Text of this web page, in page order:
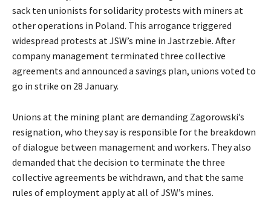
sack ten unionists for solidarity protests with miners at
other operations in Poland. This arrogance triggered
widespread protests at JSW’s mine in Jastrzebie. After
company management terminated three collective
agreements and announced a savings plan, unions voted to
go in strike on 28 January.
Unions at the mining plant are demanding Zagorowski’s
resignation, who they say is responsible for the breakdown
of dialogue between management and workers. They also
demanded that the decision to terminate the three
collective agreements be withdrawn, and that the same
rules of employment apply at all of JSW’s mines.